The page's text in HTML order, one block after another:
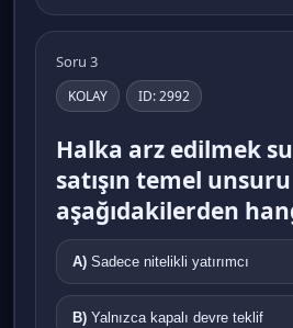
Soru 3
KOLAY ID: 2992
Halka arz edilmek
satışın temel unsuru
aşağıdakilerden
A) Sadece nitelikli yatırımcı
B) Yalnızca kapalı devre teklif